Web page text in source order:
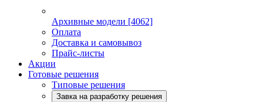
Архивные модели [4062]
Оплата
Доставка и самовывоз
Прайс-листы
Акции
Готовые решения
Типовые решения
Завка на разработку решения